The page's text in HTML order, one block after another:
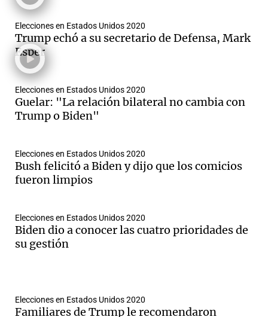
Elecciones en Estados Unidos 2020
Trump echó a su secretario de Defensa, Mark
Esper
Elecciones en Estados Unidos 2020
Guelar: "La relación bilateral no cambia con
Trump o Biden"
Elecciones en Estados Unidos 2020
Bush felicitó a Biden y dijo que los comicios
fueron limpios
Elecciones en Estados Unidos 2020
Biden dio a conocer las cuatro prioridades de
su gestión
Elecciones en Estados Unidos 2020
Familiares de Trump le recomendaron